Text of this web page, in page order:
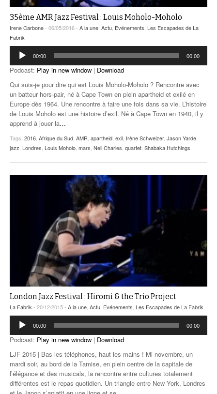
35ème AMR Jazz Festival : Louis Moholo-Moholo
Irene Carbone- 06/05/2016 - A la une Actu Evénements Les Escapades de La
Fabrik
Lecteur
audio
00:00 00:00
Podcast: Play in new window | Download
Qui suis-je pour dire qui est Louis Moholo-Moholo ? Rencontre avec
un batteur hors-pair, né à Cape Town en plein apartheid et exilé en
Europe dès 1964. Une rencontre à faire une fois dans sa vie. L’histoire
de Louis Moholo est une histoire d’exil. Né à Cape Town en 1940, il y
apprend à jouer la…
Tags: 2016 Afrique du Sud AMR apartheid exil Irène Schweizer, Jason Yarde
jazz Londres Louis Moholo mars Neil Charles quartet Shabaka Hutchings
London Jazz Festival : Hiromi & the Trio Project
La Fabrik- 20/12/2015 - A la une, Actu, Evénements, Les Escapades de La Fabrik
Lecteur
audio
00:00 00:00
Podcast: Play in new window | Download
LJF 2015 | Bas les téléphones, haut les mains ! Mi-novembre, un
mardi soir, au bord de la Tamise, en plein centre de la capitale de
l’élégance et des musicals, la rencontre entre cultures totalement
différentes est le repas quotidien. Un triangle entre New York, Londres